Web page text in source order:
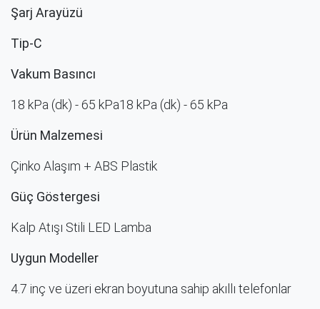
Şarj Arayüzü
Tip-C
Vakum Basıncı
18 kPa (dk) - 65 kPa18 kPa (dk) - 65 kPa
Ürün Malzemesi
Çinko Alaşım + ABS Plastik
Güç Göstergesi
Kalp Atışı Stili LED Lamba
Uygun Modeller
4.7 inç ve üzeri ekran boyutuna sahip akıllı telefonlar